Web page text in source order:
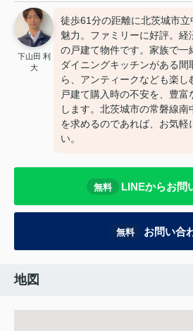
下山田 利
大
徒歩61分の距離に北茨城市
魅力。ファミリーに好評。
の戸建て物件です。家族で一
ダイニングキッチンがある間
ら、アンティークなども楽
戸建て購入時の不安を、豊富
します。北茨城市の常磐線
を求めるのであれば、お気軽
い。
無料 LINEからお問
無料 お問い合
地図